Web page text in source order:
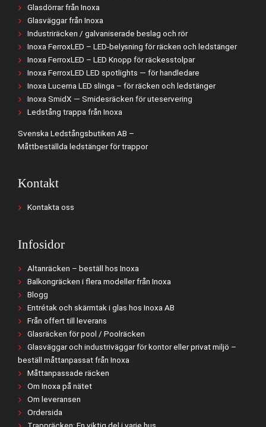
Glasdörrar från Inoxa
Glasväggar från Inoxa
Industriräcken / galvaniserade beslag och rör
Inoxa FerroxLED – LED-belysning för räcken och ledstänger
Inoxa FerroxLED – LED Knopp för räckesstolpar
Inoxa FerroxLED LED spotlights — för handledare
Inoxa Lucerna LED slinga – för räcken och ledstänger
Inoxa SmidX — Smidesräcken för uteservering
Ledstång trappa från Inoxa
Svenska Ledstångsbutiken AB –
Måttbeställda ledstänger för trappor
Kontakt
Kontakta oss
Infosidor
Altanräcken – beställ hos Inoxa
Balkongräcken i flera modeller från Inoxa
Blogg
Entrétak och skärmtak i glas hos Inoxa AB
Från offert till leverans
Glasräcken för pool / Poolräcken
Glasväggar och industriväggar för kontor eller privat miljö –
beställ måttanpassat från Inoxa
Måttanpassade räcken
Om Inoxa på nätet
Om leveransen
Ordersida